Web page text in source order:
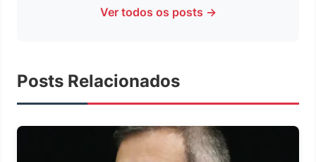
Ver todos os posts →
Posts Relacionados